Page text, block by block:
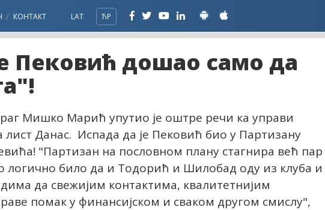
КОНТАКТ LAT ЋР
Пековић дошао само да
Мишко Марић упутио је оштре речи ка управи
лист Данас. Испада да је Пековић био у Партизану
"Партизан на пословном плану стагнира већ пар
логично било да и Тодорић и Шилобад оду из клуба и
да свежијим контактима, квалитетнијим
помак у финансијском и сваком другом смислу",